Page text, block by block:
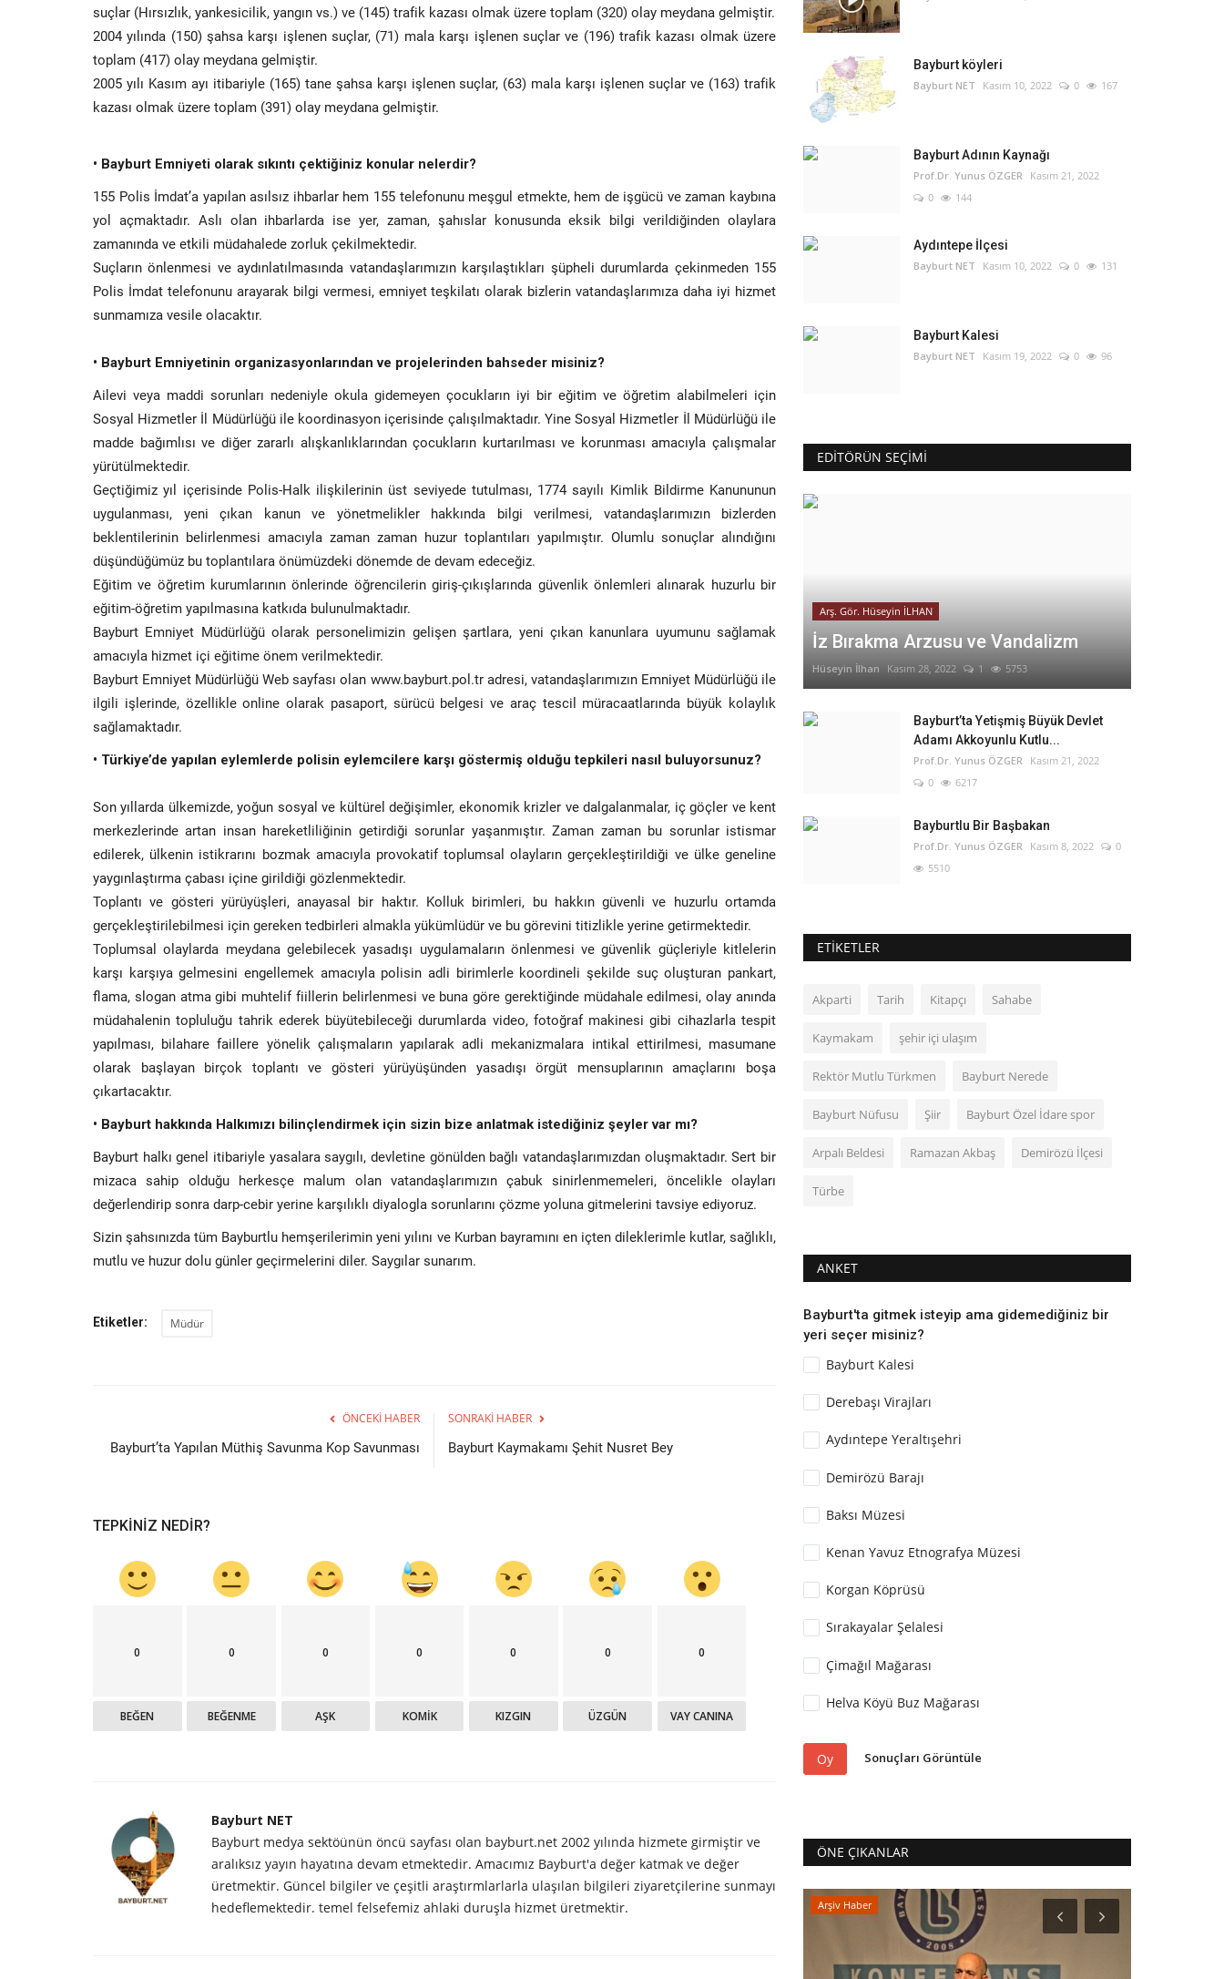
suçlar (Hırsızlık, yankesicilik, yangın vs.) ve (145) trafik kazası olmak üzere toplam (320) olay meydana gelmiştir.
2004 yılında (150) şahsa karşı işlenen suçlar, (71) mala karşı işlenen suçlar ve (196) trafik kazası olmak üzere
toplam (417) olay meydana gelmiştir.
2005 yılı Kasım ayı itibariyle (165) tane şahsa karşı işlenen suçlar, (63) mala karşı işlenen suçlar ve (163) trafik
kazası olmak üzere toplam (391) olay meydana gelmiştir.
• Bayburt Emniyeti olarak sıkıntı çektiğiniz konular nelerdir?
155 Polis İmdat’a yapılan asılsız ihbarlar hem 155 telefonunu meşgul etmekte, hem de işgücü ve zaman kaybına
yol açmaktadır. Aslı olan ihbarlarda ise yer, zaman, şahıslar konusunda eksik bilgi verildiğinden olaylara
zamanında ve etkili müdahalede zorluk çekilmektedir.
Suçların önlenmesi ve aydınlatılmasında vatandaşlarımızın karşılaştıkları şüpheli durumlarda çekinmeden 155
Polis İmdat telefonunu arayarak bilgi vermesi, emniyet teşkilatı olarak bizlerin vatandaşlarımıza daha iyi hizmet
sunmamıza vesile olacaktır.
• Bayburt Emniyetinin organizasyonlarından ve projelerinden bahseder misiniz?
Ailevi veya maddi sorunları nedeniyle okula gidemeyen çocukların iyi bir eğitim ve öğretim alabilmeleri için
Sosyal Hizmetler İl Müdürlüğü ile koordinasyon içerisinde çalışılmaktadır. Yine Sosyal Hizmetler İl Müdürlüğü ile
madde bağımlısı ve diğer zararlı alışkanlıklarından çocukların kurtarılması ve korunması amacıyla çalışmalar
yürütülmektedir.
Geçtiğimiz yıl içerisinde Polis-Halk ilişkilerinin üst seviyede tutulması, 1774 sayılı Kimlik Bildirme Kanununun
uygulanması, yeni çıkan kanun ve yönetmelikler hakkında bilgi verilmesi, vatandaşlarımızın bizlerden
beklentilerinin belirlenmesi amacıyla zaman zaman huzur toplantıları yapılmıştır. Olumlu sonuçlar alındığını
düşündüğümüz bu toplantılara önümüzdeki dönemde de devam edeceğiz.
Eğitim ve öğretim kurumlarının önlerinde öğrencilerin giriş-çıkışlarında güvenlik önlemleri alınarak huzurlu bir
eğitim-öğretim yapılmasına katkıda bulunulmaktadır.
Bayburt Emniyet Müdürlüğü olarak personelimizin gelişen şartlara, yeni çıkan kanunlara uyumunu sağlamak
amacıyla hizmet içi eğitime önem verilmektedir.
Bayburt Emniyet Müdürlüğü Web sayfası olan www.bayburt.pol.tr adresi, vatandaşlarımızın Emniyet Müdürlüğü ile
ilgili işlerinde, özellikle online olarak pasaport, sürücü belgesi ve araç tescil müracaatlarında büyük kolaylık
sağlamaktadır.
• Türkiye’de yapılan eylemlerde polisin eylemcilere karşı göstermiş olduğu tepkileri nasıl buluyorsunuz?
Son yıllarda ülkemizde, yoğun sosyal ve kültürel değişimler, ekonomik krizler ve dalgalanmalar, iç göçler ve kent
merkezlerinde artan insan hareketliliğinin getirdiği sorunlar yaşanmıştır. Zaman zaman bu sorunlar istismar
edilerek, ülkenin istikrarını bozmak amacıyla provokatif toplumsal olayların gerçekleştirildiği ve ülke geneline
yaygınlaştırma çabası içine girildiği gözlenmektedir.
Toplantı ve gösteri yürüyüşleri, anayasal bir haktır. Kolluk birimleri, bu hakkın güvenli ve huzurlu ortamda
gerçekleştirilebilmesi için gereken tedbirleri almakla yükümlüdür ve bu görevini titizlikle yerine getirmektedir.
Toplumsal olaylarda meydana gelebilecek yasadışı uygulamaların önlenmesi ve güvenlik güçleriyle kitlelerin
karşı karşıya gelmesini engellemek amacıyla polisin adli birimlerle koordineli şekilde suç oluşturan pankart,
flama, slogan atma gibi muhtelif fiillerin belirlenmesi ve buna göre gerektiğinde müdahale edilmesi, olay anında
müdahalenin topluluğu tahrik ederek büyütebileceği durumlarda video, fotoğraf makinesi gibi cihazlarla tespit
yapılması, bilahare faillere yönelik çalışmaların yapılarak adli mekanizmalara intikal ettirilmesi, masumane
olarak başlayan birçok toplantı ve gösteri yürüyüşünden yasadışı örgüt mensuplarının amaçlarını boşa
çıkartacaktır.
• Bayburt hakkında Halkımızı bilinçlendirmek için sizin bize anlatmak istediğiniz şeyler var mı?
Bayburt halkı genel itibariyle yasalara saygılı, devletine gönülden bağlı vatandaşlarımızdan oluşmaktadır. Sert bir
mizaca sahip olduğu herkesçe malum olan vatandaşlarımızın çabuk sinirlenmemeleri, öncelikle olayları
değerlendirip sonra darp-cebir yerine karşılıklı diyalogla sorunlarını çözme yoluna gitmelerini tavsiye ediyoruz.
Sizin şahsınızda tüm Bayburtlu hemşerilerimin yeni yılını ve Kurban bayramını en içten dileklerimle kutlar, sağlıklı,
mutlu ve huzur dolu günler geçirmelerini diler. Saygılar sunarım.
Etiketler: Müdür
ÖNCEKI HABER
Bayburt’ta Yapılan Müthiş Savunma Kop Savunması
SONRAKI HABER
Bayburt Kaymakamı Şehit Nusret Bey
TEPKINIZ NEDIR?
0
BEĞEN
0
BEĞENME
0
AŞK
0
KOMIK
0
KIZGIN
0
ÜZGÜN
0
VAY CANINA
Bayburt NET
Bayburt medya sektöünün öncü sayfası olan bayburt.net 2002 yılında hizmete girmiştir ve
aralıksız yayın hayatına devam etmektedir. Amacımız Bayburt'a değer katmak ve değer
üretmektir. Güncel bilgiler ve çeşitli araştırmlarlarla ulaşılan bilgileri ziyaretçilerine sunmayı
hedeflemektedir. temel felsefemiz ahlaki duruşla hizmet üretmektir.
Bayburt köyleri
Bayburt NET Kasım 10, 2022 0 167
Bayburt Adının Kaynağı
Prof.Dr. Yunus ÖZGER Kasım 21, 2022
0
144
Aydıntepe İlçesi
Bayburt NET Kasım 10, 2022 0 131
Bayburt Kalesi
Bayburt NET Kasım 19, 2022 0 96
EDITÖRÜN SEÇIMI
Arş. Gör. Hüseyin İLHAN
İz Bırakma Arzusu ve Vandalizm
Hüseyin İlhan Kasım 28, 2022 1 5753
Bayburt’ta Yetişmiş Büyük Devlet
Adamı Akkoyunlu Kutlu...
Prof.Dr. Yunus ÖZGER Kasım 21, 2022
0
6217
Bayburtlu Bir Başbakan
Prof.Dr. Yunus ÖZGER Kasım 8, 2022
0
5510
ETIKETLER
Akparti Tarih Kitapçı Sahabe
Kaymakam şehir içi ulaşım
Rektör Mutlu Türkmen Bayburt Nerede
Bayburt Nüfusu Şiir Bayburt Özel İdare spor
Arpalı Beldesi Ramazan Akbaş Demirözü İlçesi
Türbe
ANKET
Bayburt'ta gitmek isteyip ama gidemediğiniz bir
yeri seçer misiniz?
Bayburt Kalesi
Derebaşı Virajları
Aydıntepe Yeraltışehri
Demirözü Barajı
Baksı Müzesi
Kenan Yavuz Etnografya Müzesi
Korgan Köprüsü
Sırakayalar Şelalesi
Çimağıl Mağarası
Helva Köyü Buz Mağarası
Oy Sonuçları Görüntüle
ÖNE ÇIKANLAR
Fotoğraf Prof. Dr. Yunus ÖZGER Arşiv Haber